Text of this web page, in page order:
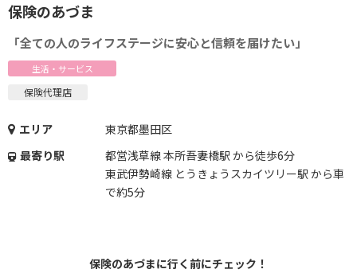
保険のあづま
「全ての人のライフステージに安心と信頼を届けたい」
生活・サービス
保険代理店
エリア
東京都墨田区
最寄り駅
都営浅草線 本所吾妻橋駅 から徒歩6分
東武伊勢崎線 とうきょうスカイツリー駅 から車
で約5分
保険のあづまに行く前にチェック！